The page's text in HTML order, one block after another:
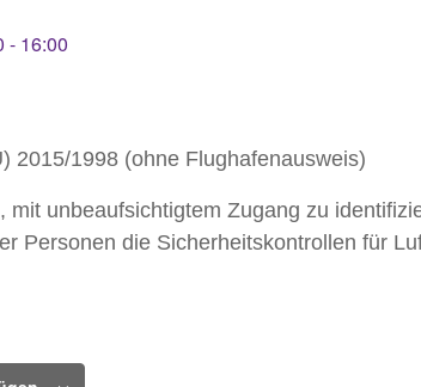
- 16:00
2015/1998 (ohne Flughafenausweis)
mit unbeaufsichtigtem Zugang zu
Personen die Sicherheitskontrollen für